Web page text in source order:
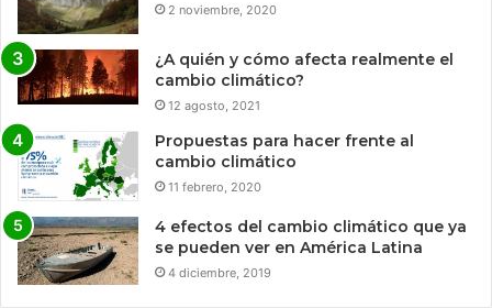
2 noviembre, 2020
¿A quién y cómo afecta realmente el
cambio climático?
12 agosto, 2021
Propuestas para hacer frente al
cambio climático
11 febrero, 2020
4 efectos del cambio climático que ya
se pueden ver en América Latina
4 diciembre, 2019